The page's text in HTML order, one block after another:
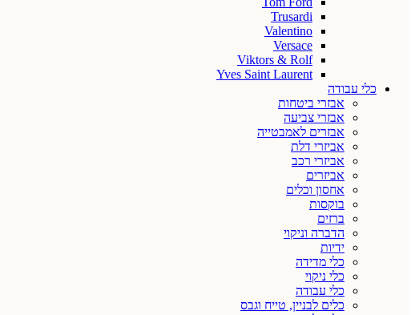
Trusardi
Valentino
Versace
Viktors & Rolf
Yves Saint Laurent
כלי עבודה
אבזרי ביטחות
אבזרי צביעה
אבזרים לאמבטייה
אביזרי דלת
אביזרי רכב
אביזרים
אחסון וכלים
בוקסות
ברזים
הדברה וניקוי
ידיות
כלי מדידה
כלי ניקוי
כלי עבודה
כלים לבניין, טייח וגבס